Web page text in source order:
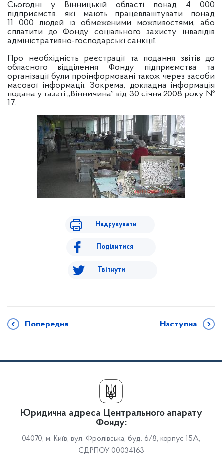
Сьогодні у Вінницькій області понад 4 000
підприємств, які мають працевлаштувати понад
11 000 людей із обмеженими можливостями, або
сплатити до Фонду соціального захисту інвалідів
адміністративно-господарські санкції.
Про необхідність реєстрації та подання звітів до
обласного відділення Фонду підприємства та
організації були проінформовані також через засоби
масової інформації. Зокрема, докладна інформація
подана у газеті „Вінничина” від 30 січня 2008 року №
17.
Надрукувати
Поділитися
Твітнути
Попередня Наступна
Юридична адреса Центрального апарату
Фонду:
04070, м. Київ, вул. Фролівська, буд. 6/8, корпус 15А,
ЄДРПОУ 00034163